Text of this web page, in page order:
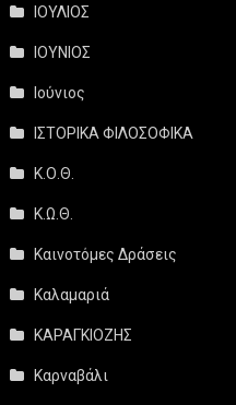
ΙΟΥΛΙΟΣ
ΙΟΥΝΙΟΣ
Ιούνιος
ΙΣΤΟΡΙΚΑ ΦΙΛΟΣΟΦΙΚΑ
Κ.Ο.Θ.
Κ.Ω.Θ.
Καινοτόμες Δράσεις
Καλαμαριά
ΚΑΡΑΓΚΙΟΖΗΣ
Καρναβάλι